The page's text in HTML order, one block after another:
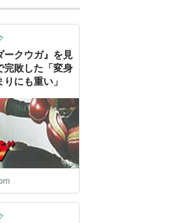
ークウガ』を見
完敗した「変身
にも重い」